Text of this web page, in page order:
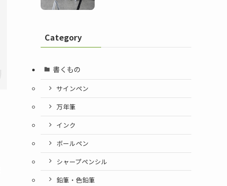
Category
書くもの
サインペン
万年筆
インク
ボールペン
シャープペンシル
鉛筆・色鉛筆